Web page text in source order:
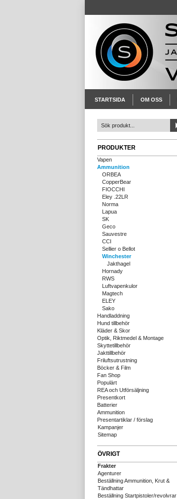
STARTSIDA OM OSS
PRODUKTER
Vapen
Ammunition
ORBEA
CopperBear
FIOCCHI
Eley .22LR
Norma
Lapua
SK
Geco
Sauvestre
CCI
Sellier o Bellot
Winchester
Jakthagel
Hornady
RWS
Luftvapenkulor
Magtech
ELEY
Sako
Handladdning
Hund tillbehör
Kläder & Skor
Optik, Riktmedel & Montage
Skyttetillbehör
Jakttillbehör
Friluftsutrustning
Böcker & Film
Fan Shop
Populärt
REA och Utförsäljning
Presentkort
Batterier
Ammunition
Presentartiklar / förslag
Kampanjer
Sitemap
ÖVRIGT
Frakter
Agenturer
Beställning Ammunition, Krut &
Tändhattar
Beställning Startpistoler/revolvrar